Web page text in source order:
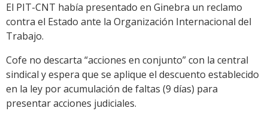
El PIT-CNT había presentado en Ginebra un reclamo
contra el Estado ante la Organización Internacional del
Trabajo.
Cofe no descarta “acciones en conjunto” con la central
sindical y espera que se aplique el descuento establecido
en la ley por acumulación de faltas (9 días) para
presentar acciones judiciales.